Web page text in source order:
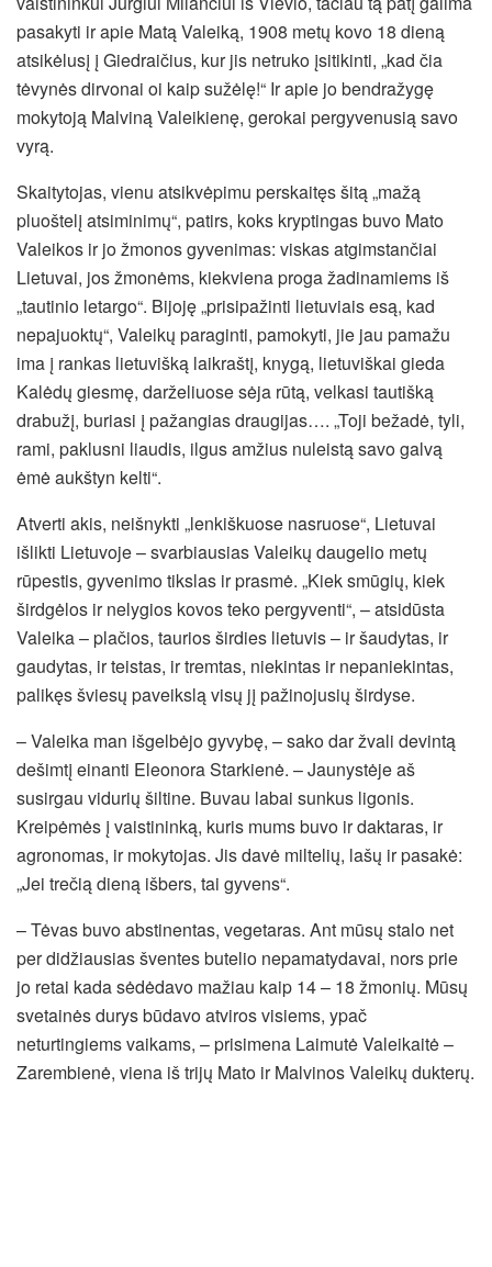
pasakyti ir apie Matą Valeiką, 1908 metų kovo 18 dieną
atsikėlusį į Giedraičius, kur jis netruko įsitikinti, „kad čia
tėvynės dirvonai oi kaip sužėlę!“ Ir apie jo bendražygę
mokytoją Malviną Valeikienę, gerokai pergyvenusią savo
vyrą.
Skaitytojas, vienu atsikvėpimu perskaitęs šitą „mažą
pluoštelį atsiminimų“, patirs, koks kryptingas buvo Mato
Valeikos ir jo žmonos gyvenimas: viskas atgimstančiai
Lietuvai, jos žmonėms, kiekviena proga žadinamiems iš
„tautinio letargo“. Bijoję „prisipažinti lietuviais esą, kad
nepajuoktų“, Valeikų paraginti, pamokyti, jie jau pamažu
ima į rankas lietuvišką laikraštį, knygą, lietuviškai gieda
Kalėdų giesmę, darželiuose sėja rūtą, velkasi tautišką
drabužį, buriasi į pažangias draugijas…. „Toji bežadė, tyli,
rami, paklusni liaudis, ilgus amžius nuleistą savo galvą
ėmė aukštyn kelti“.
Atverti akis, neišnykti „lenkiškuose nasruose“, Lietuvai
išlikti Lietuvoje – svarbiausias Valeikų daugelio metų
rūpestis, gyvenimo tikslas ir prasmė. „Kiek smūgių, kiek
širdgėlos ir nelygios kovos teko pergyventi“, – atsidūsta
Valeika – plačios, taurios širdies lietuvis – ir šaudytas, ir
gaudytas, ir teistas, ir tremtas, niekintas ir nepaniekintas,
palikęs šviesų paveikslą visų jį pažinojusių širdyse.
– Valeika man išgelbėjo gyvybę, – sako dar žvali devintą
dešimtį einanti Eleonora Starkienė. – Jaunystėje aš
susirgau vidurių šiltine. Buvau labai sunkus ligonis.
Kreipėmės į vaistininką, kuris mums buvo ir daktaras, ir
agronomas, ir mokytojas. Jis davė miltelių, lašų ir pasakė:
„Jei trečią dieną išbers, tai gyvens“.
– Tėvas buvo abstinentas, vegetaras. Ant mūsų stalo net
per didžiausias šventes butelio nepamatydavai, nors prie
jo retai kada sėdėdavo mažiau kaip 14 – 18 žmonių. Mūsų
svetainės durys būdavo atviros visiems, ypač
neturtingiems vaikams, – prisimena Laimutė Valeikaitė –
Zarembienė, viena iš trijų Mato ir Malvinos Valeikų dukterų.